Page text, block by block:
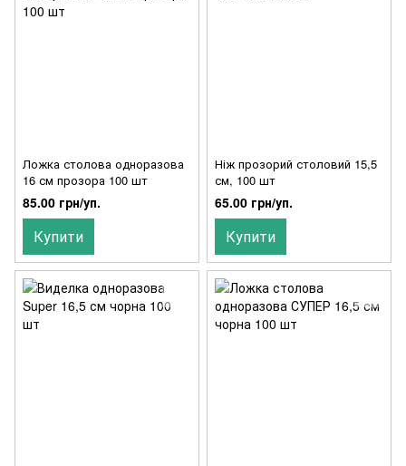
Ложка столова одноразова
16 см прозора 100 шт
85.00 грн/уп.
Купити
Ніж прозорий столовий 15,5
см, 100 шт
65.00 грн/уп.
Купити